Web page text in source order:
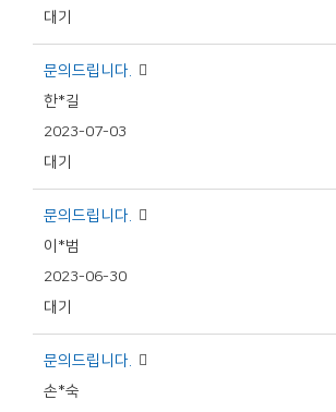
대기
문의드립니다.
한*길
2023-07-03
대기
문의드립니다.
이*범
2023-06-30
대기
문의드립니다.
손*숙